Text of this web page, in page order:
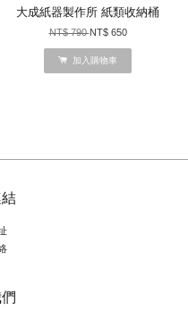
大成紙器製作所 紙類收納桶
NT$ 790NT$ 650
加入購物車